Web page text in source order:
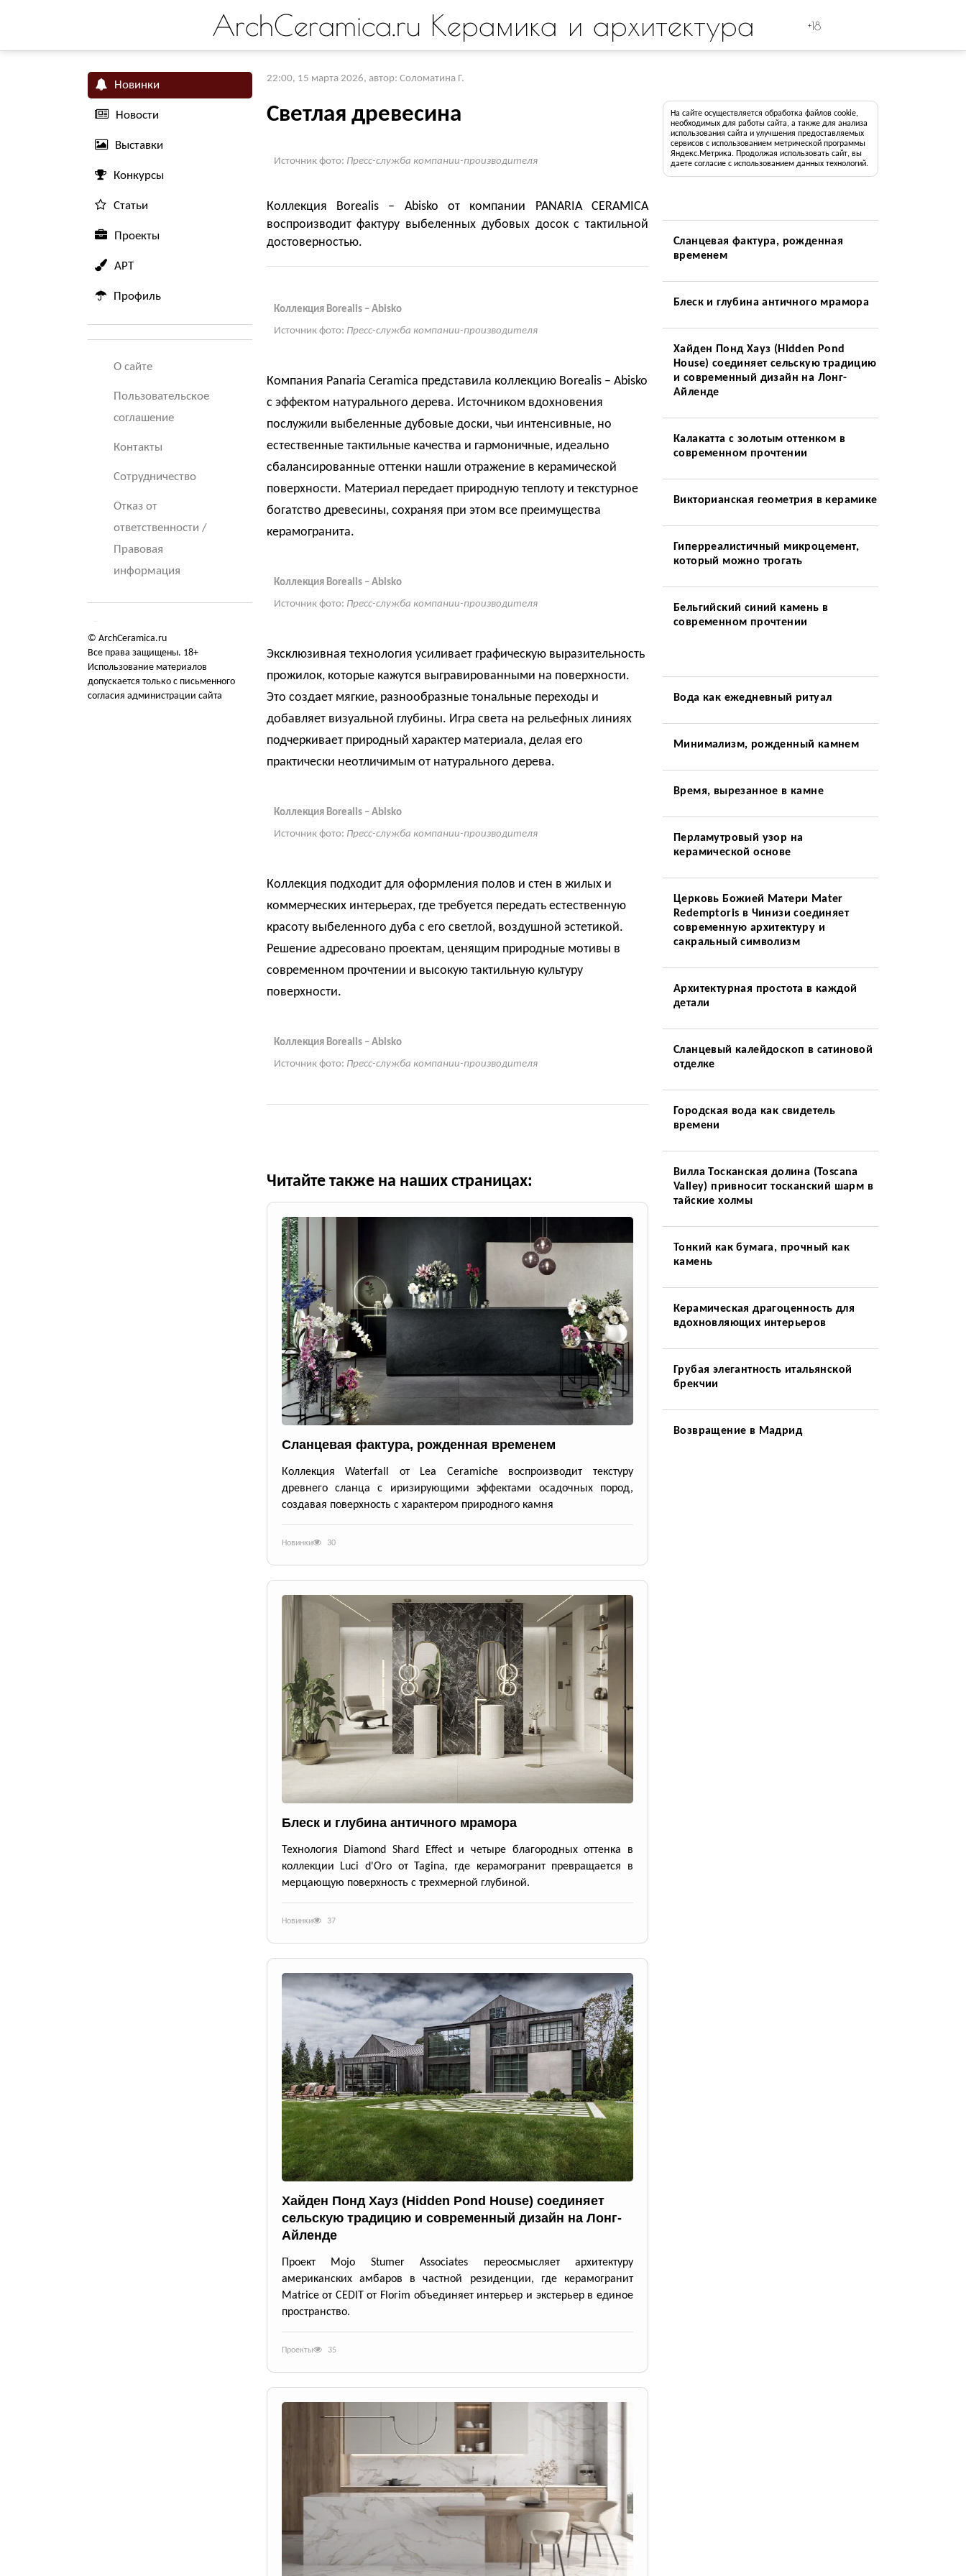
ArchCeramica.ru Керамика и архитектура +18
Новинки
Новости
Выставки
Конкурсы
Статьи
Проекты
АРТ
Профиль
О сайте
Пользовательское
соглашение
Контакты
Сотрудничество
Отказ от
ответственности /
Правовая
информация
© ArchCeramica.ru
Все права защищены. 18+
Использование материалов
допускается только с письменного
согласия администрации сайта
22:00, 15 марта 2026, автор: Соломатина Г.
Светлая древесина
Источник фото: Пресс-служба компании-производителя
Коллекция Borealis – Abisko от компании PANARIA CERAMICA
воспроизводит фактуру выбеленных дубовых досок с тактильной
достоверностью.
Коллекция Borealis – Abisko
Источник фото: Пресс-служба компании-производителя
Компания Panaria Ceramica представила коллекцию Borealis – Abisko
с эффектом натурального дерева. Источником вдохновения
послужили выбеленные дубовые доски, чьи интенсивные, но
естественные тактильные качества и гармоничные, идеально
сбалансированные оттенки нашли отражение в керамической
поверхности. Материал передает природную теплоту и текстурное
богатство древесины, сохраняя при этом все преимущества
керамогранита.
Коллекция Borealis – Abisko
Источник фото: Пресс-служба компании-производителя
Эксклюзивная технология усиливает графическую выразительность
прожилок, которые кажутся выгравированными на поверхности.
Это создает мягкие, разнообразные тональные переходы и
добавляет визуальной глубины. Игра света на рельефных линиях
подчеркивает природный характер материала, делая его
практически неотличимым от натурального дерева.
Коллекция Borealis – Abisko
Источник фото: Пресс-служба компании-производителя
Коллекция подходит для оформления полов и стен в жилых и
коммерческих интерьерах, где требуется передать естественную
красоту выбеленного дуба с его светлой, воздушной эстетикой.
Решение адресовано проектам, ценящим природные мотивы в
современном прочтении и высокую тактильную культуру
поверхности.
Коллекция Borealis – Abisko
Источник фото: Пресс-служба компании-производителя
Читайте также на наших страницах:
Сланцевая фактура, рожденная временем
Коллекция Waterfall от Lea Ceramiche воспроизводит текстуру
древнего сланца с иризирующими эффектами осадочных пород,
создавая поверхность с характером природного камня
Новинки 30
Блеск и глубина античного мрамора
Технология Diamond Shard Effect и четыре благородных оттенка в
коллекции Luci d'Oro от Tagina, где керамогранит превращается в
мерцающую поверхность с трехмерной глубиной.
Новинки 37
Хайден Понд Хауз (Hidden Pond House) соединяет
сельскую традицию и современный дизайн на Лонг-
Айленде
Проект Mojo Stumer Associates переосмысляет архитектуру
американских амбаров в частной резиденции, где керамогранит
Matrice от CEDIT от Florim объединяет интерьер и экстерьер в единое
пространство.
Проекты 35
На сайте осуществляется обработка файлов cookie,
необходимых для работы сайта, а также для анализа
использования сайта и улучшения предоставляемых
сервисов с использованием метрической программы
Яндекс.Метрика. Продолжая использовать сайт, вы
даете согласие с использованием данных технологий.
Сланцевая фактура, рожденная
временем
Блеск и глубина античного мрамора
Хайден Понд Хауз (Hidden Pond
House) соединяет сельскую традицию
и современный дизайн на Лонг-
Айленде
Калакатта с золотым оттенком в
современном прочтении
Викторианская геометрия в керамике
Гиперреалистичный микроцемент,
который можно трогать
Бельгийский синий камень в
современном прочтении
Вода как ежедневный ритуал
Минимализм, рожденный камнем
Время, вырезанное в камне
Перламутровый узор на
керамической основе
Церковь Божией Матери Mater
Redemptoris в Чинизи соединяет
современную архитектуру и
сакральный символизм
Архитектурная простота в каждой
детали
Сланцевый калейдоскоп в сатиновой
отделке
Городская вода как свидетель
времени
Вилла Тосканская долина (Toscana
Valley) привносит тосканский шарм в
тайские холмы
Тонкий как бумага, прочный как
камень
Керамическая драгоценность для
вдохновляющих интерьеров
Грубая элегантность итальянской
брекчии
Возвращение в Мадрид